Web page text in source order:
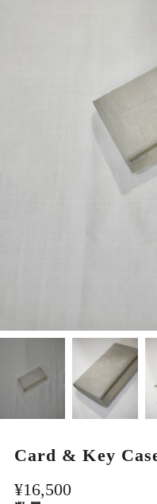
WOMEN
プラ
特定商
Card & Key
¥16,500